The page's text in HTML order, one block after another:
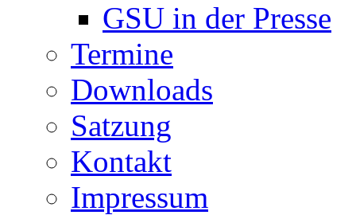
GSU in der Presse
Termine
Downloads
Satzung
Kontakt
Impressum